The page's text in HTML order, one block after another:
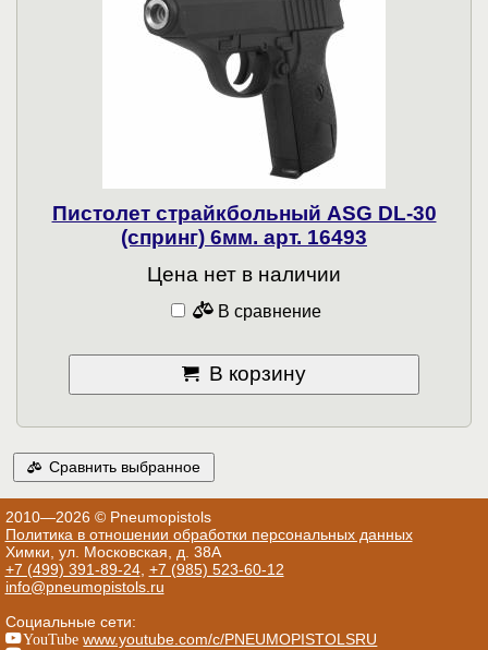
Пистолет страйкбольный ASG DL-30
(спринг) 6мм. арт. 16493
Цена нет в наличии
В сравнение
В корзину
Сравнить выбранное
2010—2026 © Pneumopistols
Политика в отношении обработки персональных данных
Химки, ул. Московская, д. 38А
+7 (499) 391-89-24, +7 (985) 523-60-12
info@pneumopistols.ru
Социальные сети:
YouTube www.youtube.com/c/PNEUMOPISTOLSRU